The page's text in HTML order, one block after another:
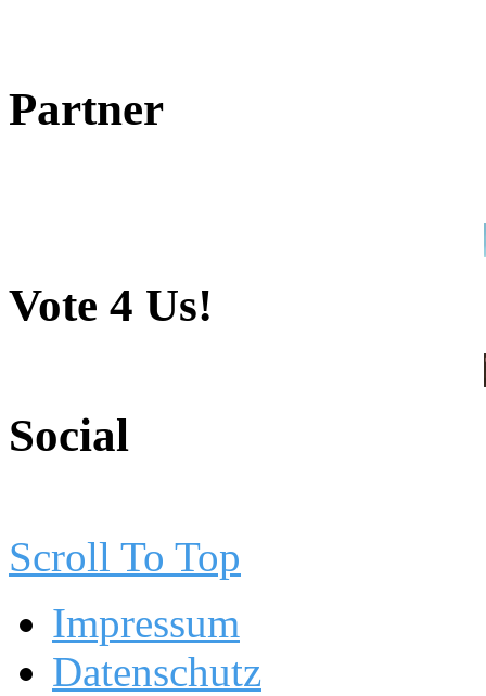
Partner
Vote 4 Us!
Social
Scroll To Top
Impressum
Datenschutz